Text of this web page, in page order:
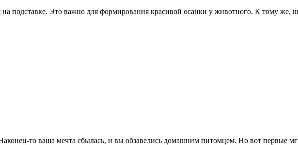
подставке. Это важно для формирования красивой осанки у животного. К тому же,
то ваша мечта сбылась, и вы обзавелись домашним питомцем. Но вот первые